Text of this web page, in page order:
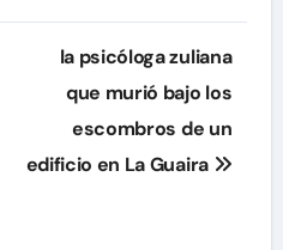
la psicóloga zuliana
que murió bajo los
escombros de un
edificio en La Guaira